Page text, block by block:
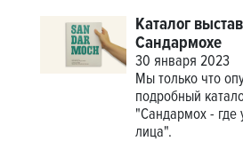
Каталог
Сандармохе
30 января 2023
Мы только что
подробный
"Сандармох - где
лица".